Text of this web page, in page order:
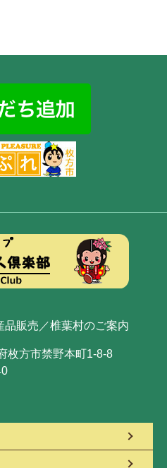
品販売／椎葉村のご案内
方市禁野本町1-8-8